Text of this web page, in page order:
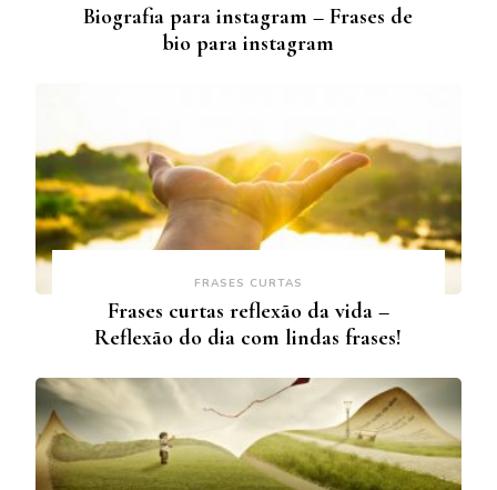
Biografia para instagram – Frases de
bio para instagram
FRASES CURTAS
Frases curtas reflexão da vida –
Reflexão do dia com lindas frases!